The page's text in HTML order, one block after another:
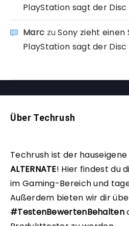
PlayStation sagt der
Marc zuSony zieht einen
PlayStation sagt der
Über Techrush
Techrush ist der
ALTERNATE! Hier findest du
im Gaming-Bereich und
Außerdem bieten wir dir
#TestenBewertenBehalten